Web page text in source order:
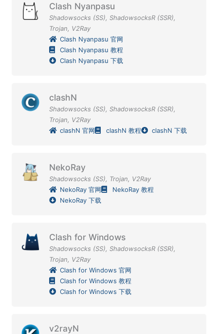
Clash Nyanpasu
Shadowsocks (SS), ShadowsocksR (SSR),
Trojan, V2Ray
Clash Nyanpasu 官网
Clash Nyanpasu 教程
Clash Nyanpasu 下载
clashN
Shadowsocks (SS), ShadowsocksR (SSR),
Trojan, V2Ray
clashN 官网
clashN 教程 clashN 下载
NekoRay
Shadowsocks (SS), Trojan, V2Ray
NekoRay 官网
NekoRay 教程
NekoRay 下载
Clash for Windows
Shadowsocks (SS), ShadowsocksR (SSR),
Trojan, V2Ray
Clash for Windows 官网
Clash for Windows 教程
Clash for Windows 下载
v2rayN